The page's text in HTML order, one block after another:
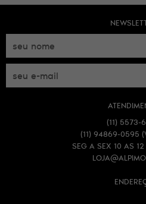
(11) 5573-
(11) 94869-0595
SEG A SEX 10 AS